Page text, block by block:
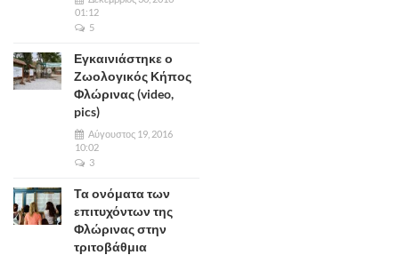
01:12
5
Εγκαινιάστηκε ο
Ζωολογικός Κήπος
Φλώρινας (video,
pics)
Αύγουστος 19, 2016
10:02
3
Τα ονόματα των
επιτυχόντων της
Φλώρινας στην
τριτοβάθμια